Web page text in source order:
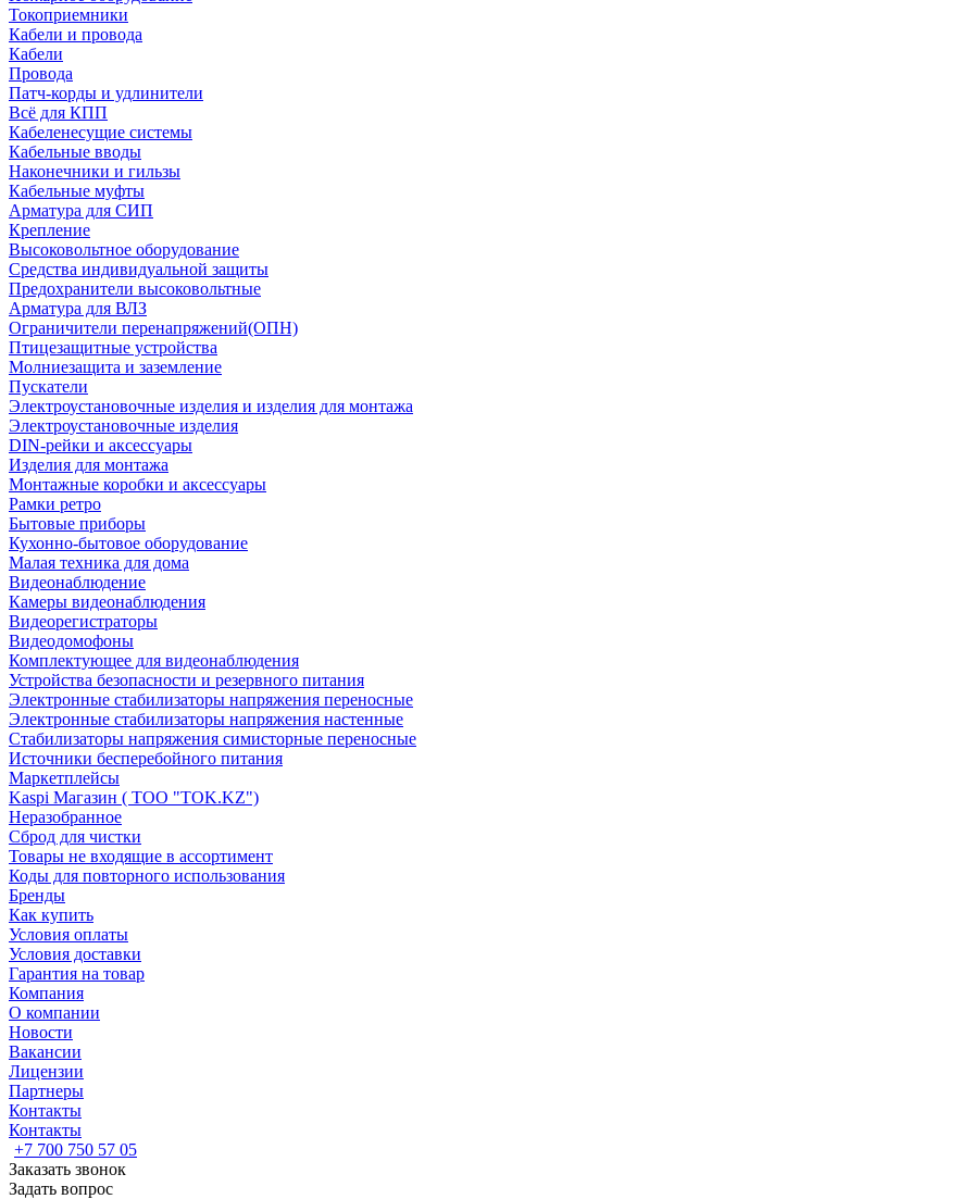
Токоприемники
Кабели и провода
Кабели
Провода
Патч-корды и удлинители
Всё для КПП
Кабеленесущие системы
Кабельные вводы
Наконечники и гильзы
Кабельные муфты
Арматура для СИП
Крепление
Высоковольтное оборудование
Средства индивидуальной защиты
Предохранители высоковольтные
Арматура для ВЛЗ
Ограничители перенапряжений(ОПН)
Птицезащитные устройства
Молниезащита и заземление
Пускатели
Электроустановочные изделия и изделия для монтажа
Электроустановочные изделия
DIN-рейки и аксессуары
Изделия для монтажа
Монтажные коробки и аксессуары
Рамки ретро
Бытовые приборы
Кухонно-бытовое оборудование
Малая техника для дома
Видеонаблюдение
Камеры видеонаблюдения
Видеорегистраторы
Видеодомофоны
Комплектующее для видеонаблюдения
Устройства безопасности и резервного питания
Электронные стабилизаторы напряжения переносные
Электронные стабилизаторы напряжения настенные
Стабилизаторы напряжения симисторные переносные
Источники бесперебойного питания
Маркетплейсы
Kaspi Магазин ( ТОО "TOK.KZ")
Неразобранное
Сброд для чистки
Товары не входящие в ассортимент
Коды для повторного использования
Бренды
Как купить
Условия оплаты
Условия доставки
Гарантия на товар
Компания
О компании
Новости
Вакансии
Лицензии
Партнеры
Контакты
Контакты
+7 700 750 57 05
Заказать звонок
Задать вопрос